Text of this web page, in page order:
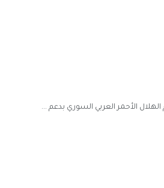
الأحمر العربي السوري بدعم ...